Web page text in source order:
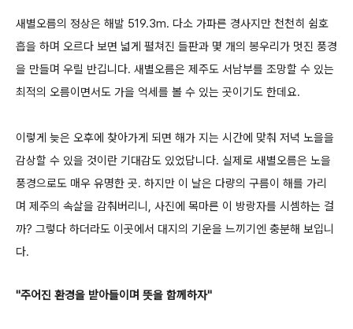
새별오름의 정상은 해발 519.3m. 다소 가파른 경사지만 천천히 쉼호
흡을 하며 오르다 보면 넓게 펼쳐진 들판과 몇 개의 봉우리가 멋진 풍경
을 만들며 우릴 반깁니다. 새별오름은 제주도 서남부를 조망할 수 있는
최적의 오름이면서도 가을 억세를 볼 수 있는 곳이기도 한데요.
이렇게 늦은 오후에 찾아가게 되면 해가 지는 시간에 맞춰 저녁 노을을
감상할 수 있을 것이란 기대감도 있었답니다. 실제로 새별오름은 노을
풍경으로도 매우 유명한 곳. 하지만 이 날은 다량의 구름이 해를 가리
며 제주의 속살을 감춰버리니, 사진에 목마른 이 방랑자를 시셈하는 걸
까? 그렇다 하더라도 이곳에서 대지의 기운을 느끼기엔 충분해 보입니
다.
"주어진 환경을 받아들이며 뜻을 함께하자"